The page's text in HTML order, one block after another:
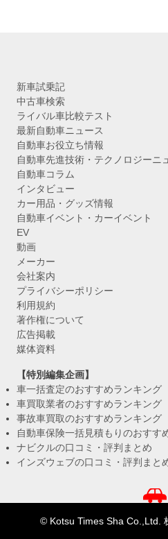
新車試乗記
中古車検索
ライバル車比較テスト
最新自動車ニュース
自動車お役立ち情報
自動車先進技術・テクノロジーニ
自動車コラム
インタビュー
カー用品・グッズ情報
自動車イベント・カーイベント
EV
動画
メーカー
会社案内
プライバシーポリシー
利用規約
著作権について
広告掲載
媒体資料
【特別編集企画】
車一括査定のおすすめランキング
車買取業者のおすすめランキング
事故車買取のおすすめランキング
自動車保険一括見積もりのおすす
ナビクルの口コミ・評判まとめ
インズウェブの口コミ・評判まと
© Kotsu Times Sha Co.,Ltd.